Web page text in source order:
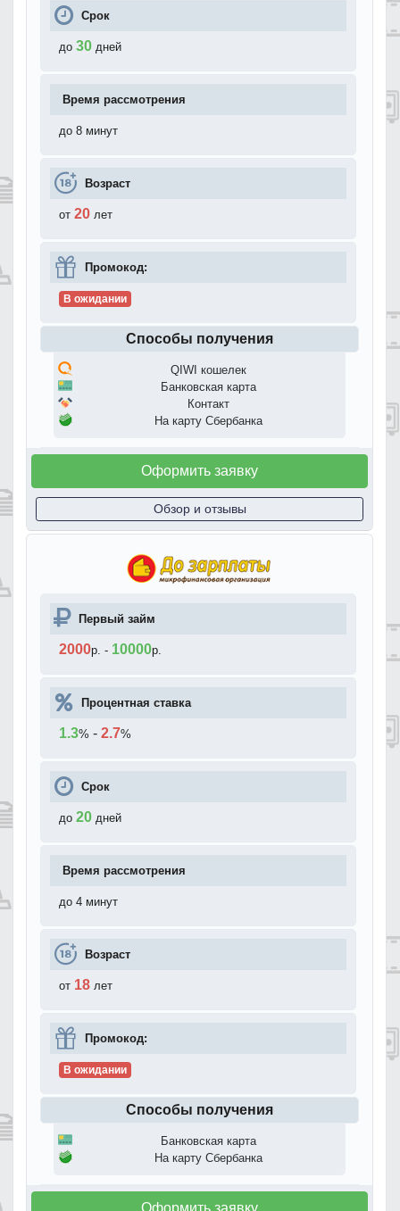
Срок
до 30 дней
Время рассмотрения
до 8 минут
Возраст
от 20 лет
Промокод:
В ожидании
Способы получения
QIWI кошелек
Банковская карта
Контакт
На карту Сбербанка
Оформить заявку
Обзор и отзывы
Первый займ
2000р. - 10000р.
Процентная ставка
1.3% - 2.7%
Срок
до 20 дней
Время рассмотрения
до 4 минут
Возраст
от 18 лет
Промокод:
В ожидании
Способы получения
Банковская карта
На карту Сбербанка